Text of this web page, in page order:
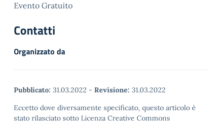
Evento Gratuito
Contatti
Organizzato da
Pubblicato: 31.03.2022 - Revisione: 31.03.2022
Eccetto dove diversamente specificato, questo articolo è
stato rilasciato sotto Licenza Creative Commons